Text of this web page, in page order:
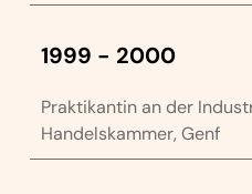
1999 - 2000
Praktikantin an der
Handelskammer, Genf